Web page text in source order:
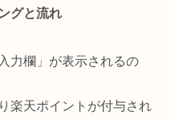
グと流れ
力欄」が表示されるの
楽天ポイントが付与され